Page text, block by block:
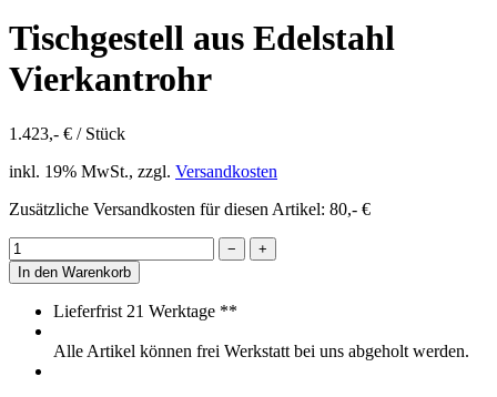
Tischgestell aus Edelstahl
Vierkantrohr
1.423,- € / Stück
inkl. 19% MwSt., zzgl. Versandkosten
Zusätzliche Versandkosten für diesen Artikel: 80,- €
−
+
In den Warenkorb
Lieferfrist 21 Werktage **
Alle Artikel können frei Werkstatt bei uns abgeholt werden.